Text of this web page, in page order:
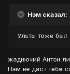
Нэм сказал:
Ульты тоже
жаднючий Антон
Нэм не даст тебе